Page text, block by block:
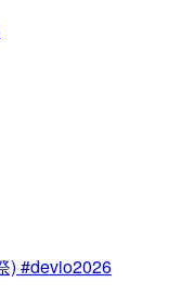
) #devio2026